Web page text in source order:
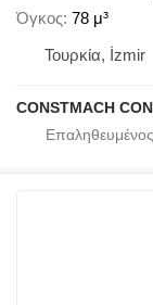
Όγκος 78 μ³
Τουρκία, İzmir
CONSTMACH